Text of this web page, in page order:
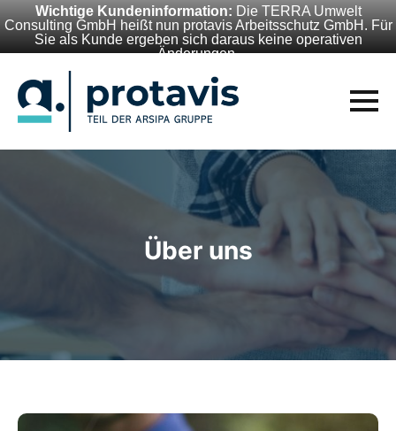
Wichtige Kundeninformation: Die TERRA Umwelt
Consulting GmbH heißt nun protavis Arbeitsschutz GmbH. Für
Sie als Kunde ergeben sich daraus keine operativen
Änderungen.
Über uns